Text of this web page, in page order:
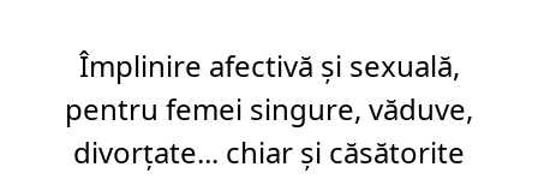
Împlinire afectivă și sexuală,
pentru femei singure, văduve,
divorțate... chiar și căsătorite